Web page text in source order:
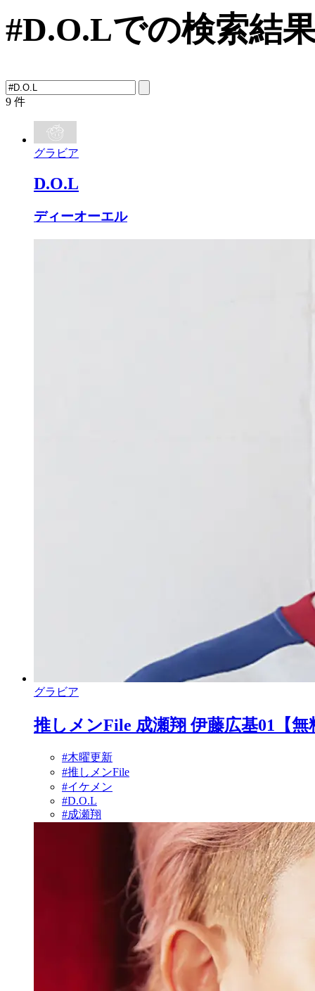
#D.O.Lでの検索結
9 件
グラビア
D.O.L
ディーオーエル
グラビア
推しメンFile 成瀬翔 伊藤広基01【無
#木曜更新
#推しメンFile
#イケメン
#D.O.L
#成瀬翔